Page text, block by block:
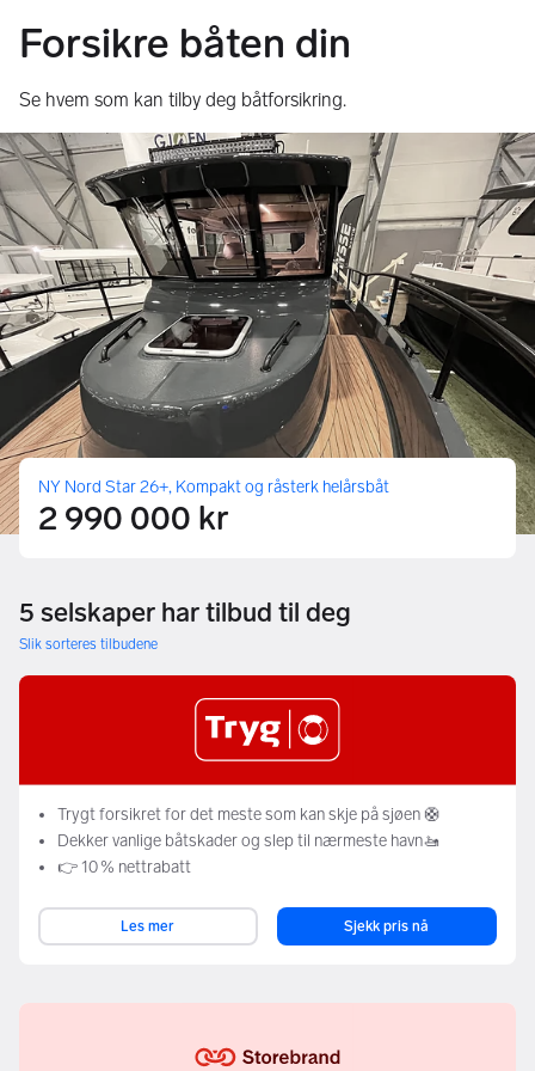
Forsikre båten din
Se hvem som kan tilby deg båtforsikring.
NY Nord Star 26+, Kompakt og råsterk helårsbåt
2 990 000 kr
5 selskaper har tilbud til deg
Slik sorteres tilbudene
Trygt forsikret for det meste som kan skje på sjøen 🛟
Dekker vanlige båtskader og slep til nærmeste havn🚤
👉 10 % nettrabatt
Les mer Sjekk pris nå